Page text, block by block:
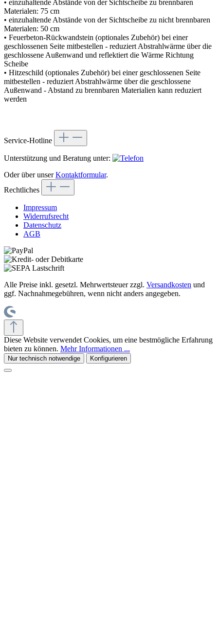
• einzuhaltende Abstände von der Sichtscheibe zu brennbaren
Materialen: 75 cm
• einzuhaltende Abstände von der Sichtscheibe zu nicht brennbaren
Materialen: 50 cm
• Feuerbeton-Rückwandstein (optionales Zubehör) bei einer
geschlossenen Seite mitbestellen - reduziert Abstrahlwärme über die
geschlossene Außenwand und reflektiert die Wärme Richtung
Scheibe
• Hitzeschild (optionales Zubehör) bei einer geschlossenen Seite
mitbestellen - reduziert Abstrahlwärme über die geschlossene
Außenwand - Abstand zu brennbaren Materialien kann reduziert
werden
Service-Hotline
Unterstützung und Beratung unter:
Oder über unserKontaktformular.
Rechtliches
Impressum
Widerrufsrecht
Datenschutz
AGB
Alle Preise inkl. gesetzl. Mehrwertsteuer zzgl. Versandkosten und
ggf. Nachnahmegebühren, wenn nicht anders angegeben.
Diese Website verwendet Cookies, um eine bestmögliche Erfahrung
bieten zu können. Mehr Informationen ...
Nur technisch notwendige Konfigurieren